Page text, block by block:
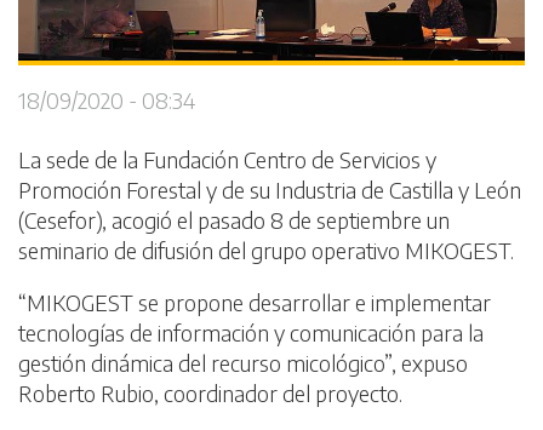
18/09/2020 - 08:34
La sede de la Fundación Centro de Servicios y
Promoción Forestal y de su Industria de Castilla y León
(Cesefor), acogió el pasado 8 de septiembre un
seminario de difusión del grupo operativo MIKOGEST.
“MIKOGEST se propone desarrollar e implementar
tecnologías de información y comunicación para la
gestión dinámica del recurso micológico”, expuso
Roberto Rubio, coordinador del proyecto.